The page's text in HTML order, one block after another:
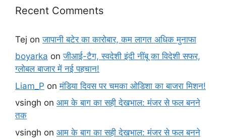
Recent Comments
Tej onजापानी बटेर का कारोबार, कम लागत अधिक मुनाफा
boyarka onजीआई-टैग, स्वदेशी इंदी नींबू का विदेशी सफर,
ग्लोबल बाजार में नई पहचान!
Liam_P onमंडिया दिवस पर चमका ओडिशा का बाजरा मिशन!
vsingh on आम के बाग का सही देखभाल: मंजर से फल बनने
तक
vsingh on आम के बाग का सही देखभाल: मंजर से फल बनने